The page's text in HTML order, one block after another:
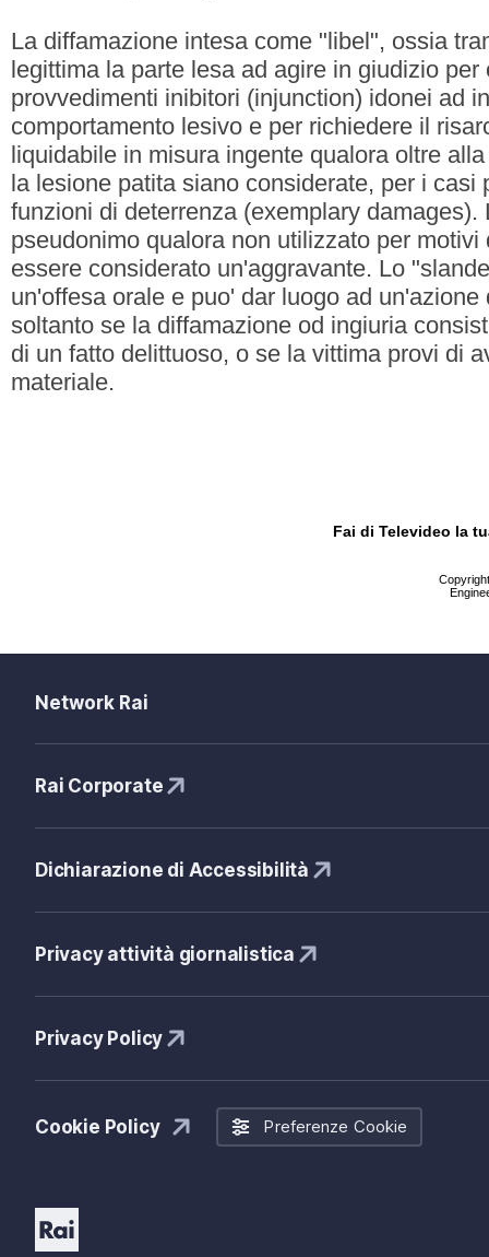
La diffamazione intesa come "libel", ossia
legittima la parte lesa ad agire in giudizio per
provvedimenti inibitori (injunction) idonei ad
comportamento lesivo e per richiedere il
liquidabile in misura ingente qualora oltre
la lesione patita siano considerate, per i casi
funzioni di deterrenza (exemplary damages).
pseudonimo qualora non utilizzato per motivi
essere considerato un'aggravante. Lo
un'offesa orale e puo' dar luogo ad un'azione
soltanto se la diffamazione od ingiuria
di un fatto delittuoso, o se la vittima provi di
materiale.
Fai di Televideo la